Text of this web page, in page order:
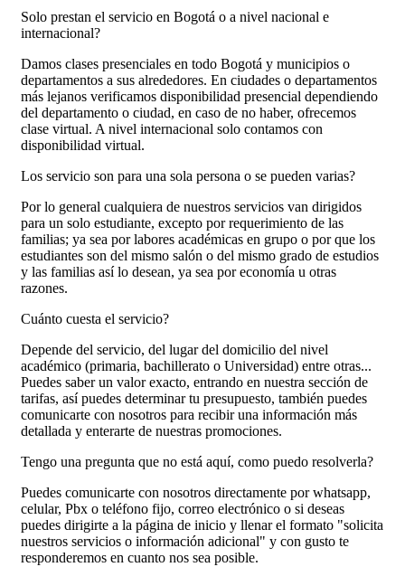
Solo prestan el servicio en Bogotá o a nivel nacional e
internacional?
Damos clases presenciales en todo Bogotá y municipios o
departamentos a sus alrededores. En ciudades o departamentos
más lejanos verificamos disponibilidad presencial dependiendo
del departamento o ciudad, en caso de no haber, ofrecemos
clase virtual. A nivel internacional solo contamos con
disponibilidad virtual.
Los servicio son para una sola persona o se pueden varias?
Por lo general cualquiera de nuestros servicios van dirigidos
para un solo estudiante, excepto por requerimiento de las
familias; ya sea por labores académicas en grupo o por que los
estudiantes son del mismo salón o del mismo grado de estudios
y las familias así lo desean, ya sea por economía u otras
razones.
Cuánto cuesta el servicio?
Depende del servicio, del lugar del domicilio del nivel
académico (primaria, bachillerato o Universidad) entre otras...
Puedes saber un valor exacto, entrando en nuestra sección de
tarifas, así puedes determinar tu presupuesto, también puedes
comunicarte con nosotros para recibir una información más
detallada y enterarte de nuestras promociones.
Tengo una pregunta que no está aquí, como puedo resolverla?
Puedes comunicarte con nosotros directamente por whatsapp,
celular, Pbx o teléfono fijo, correo electrónico o si deseas
puedes dirigirte a la página de inicio y llenar el formato "solicita
nuestros servicios o información adicional" y con gusto te
responderemos en cuanto nos sea posible.